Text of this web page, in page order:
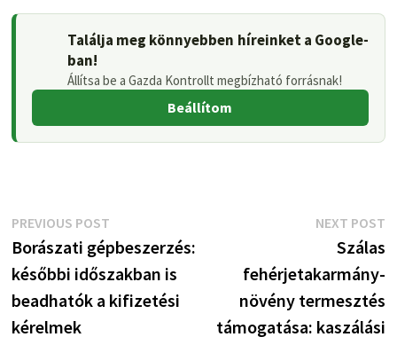
Találja meg könnyebben híreinket a Google-
ban!
Állítsa be a Gazda Kontrollt megbízható forrásnak!
Beállítom
Bejegyzés
navigáció
PREVIOUS POSTPrevious
post:
Borászati gépbeszerzés:
későbbi időszakban is
beadhatók a kifizetési
kérelmek
NEXT POST
Szálas
fehérjetakarmány-
növény termesztés
támogatása: kaszálási